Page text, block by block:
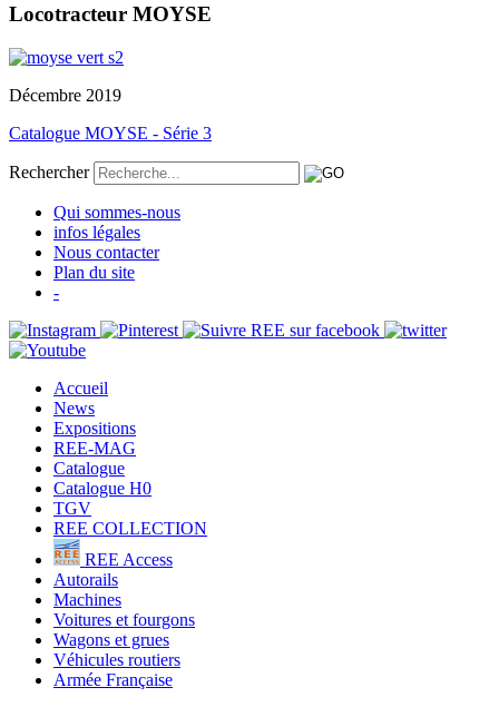
Locotracteur MOYSE
Décembre 2019
Catalogue MOYSE - Série 3
Rechercher
Qui sommes-nous
infos légales
Nous contacter
Plan du site
-
Accueil
News
Expositions
REE-MAG
Catalogue
Catalogue H0
TGV
REE COLLECTION
REE Access
Autorails
Machines
Voitures et fourgons
Wagons et grues
Véhicules routiers
Armée Française